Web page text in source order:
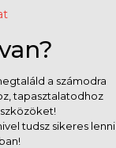
a számodra
tapasztalatodhoz
tudsz sikeres lenni